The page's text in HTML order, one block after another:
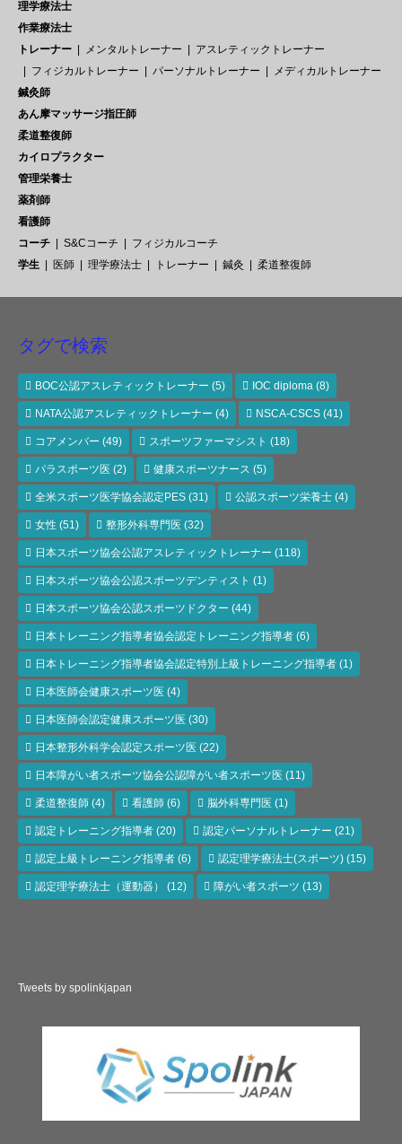
理学療法士
作業療法士
トレーナー
メンタルトレーナー
アスレティックトレーナー
フィジカルトレーナー
パーソナルトレーナー
メディカルトレーナー
鍼灸師
あん摩マッサージ指圧師
柔道整復師
カイロプラクター
管理栄養士
薬剤師
看護師
コーチ
S&Cコーチ
フィジカルコーチ
学生
医師 理学療法士 トレーナー 鍼灸 柔道整復師
タグで検索
BOC公認アスレティックトレーナー (5) IOC diploma (8)
NATA公認アスレティックトレーナー (4) NSCA-CSCS (41)
コアメンバー (49) スポーツファーマシスト (18)
パラスポーツ医 (2) 健康スポーツナース (5)
全米スポーツ医学協会認定PES (31) 公認スポーツ栄養士 (4)
女性 (51) 整形外科専門医 (32)
日本スポーツ協会公認アスレティックトレーナー (118)
日本スポーツ協会公認スポーツデンティスト (1)
日本スポーツ協会公認スポーツドクター (44)
日本トレーニング指導者協会認定トレーニング指導者 (6)
日本トレーニング指導者協会認定特別上級トレーニング指導者 (1)
日本医師会健康スポーツ医 (4)
日本医師会認定健康スポーツ医 (30)
日本整形外科学会認定スポーツ医 (22)
日本障がい者スポーツ協会公認障がい者スポーツ医 (11)
柔道整復師 (4) 看護師 (6) 脳外科専門医 (1)
認定トレーニング指導者 (20) 認定パーソナルトレーナー (21)
認定上級トレーニング指導者 (6) 認定理学療法士(スポーツ) (15)
認定理学療法士（運動器） (12) 障がい者スポーツ (13)
Tweets by spolinkjapan